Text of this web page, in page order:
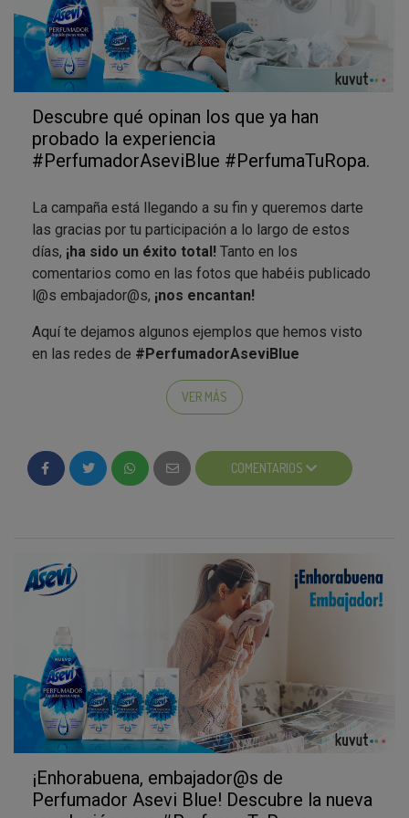
Descubre qué opinan los que ya han
probado la experiencia
#PerfumadorAseviBlue #PerfumaTuRopa.
La campaña está llegando a su fin y queremos darte
las gracias por tu participación a lo largo de estos
días, ¡ha sido un éxito total! Tanto en los
comentarios como en las fotos que habéis publicado
l@s embajador@s, ¡nos encantan!
Aquí te dejamos algunos ejemplos que hemos visto
en las redes de #PerfumadorAseviBlue
, para que no pierdas ningún
Si todavía no has publicado ninguna foto,¡no
VER MÁS
COMENTARIOS
¡Enhorabuena, embajador@s de
Perfumador Asevi Blue! Descubre la nueva